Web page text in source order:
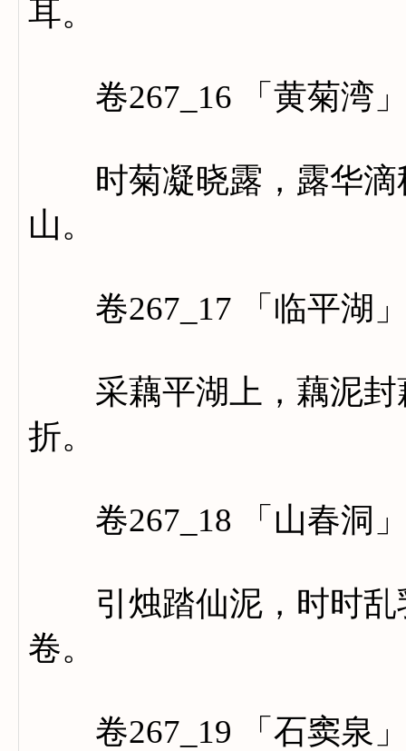
耳。
卷267_16 「黄菊湾
时菊凝晓露，露华滴
山。
卷267_17 「临平湖
采藕平湖上，藕泥封
折。
卷267_18 「山春洞
引烛踏仙泥，时时乱
卷。
卷267_19 「石窦泉